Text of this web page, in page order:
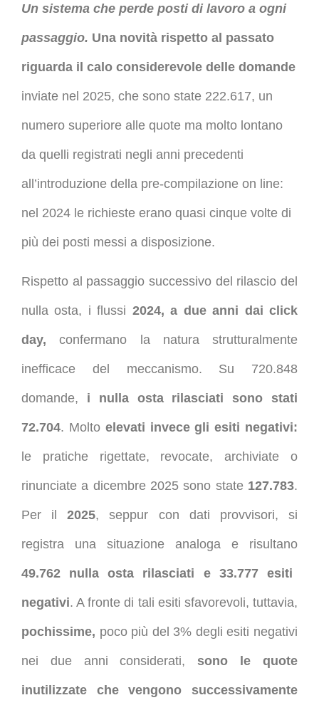
Un sistema che perde posti di lavoro a ogni
passaggio. Una novità rispetto al passato
riguarda il calo considerevole delle domande
inviate nel 2025, che sono state 222.617, un
numero superiore alle quote ma molto lontano
da quelli registrati negli anni precedenti
all’introduzione della pre-compilazione on line:
nel 2024 le richieste erano quasi cinque volte di
più dei posti messi a disposizione.
Rispetto al passaggio successivo del rilascio del
nulla osta, i flussi 2024, a due anni dai click
day,confermano la natura strutturalmente
inefficace del meccanismo. Su 720.848
domande, i nulla osta rilasciati sono stati
72.704. Molto elevati invece gli esiti negativi:
le pratiche rigettate, revocate, archiviate o
rinunciate a dicembre 2025 sono state127.783.
Per il2025, seppur con dati provvisori, si
registra una situazione analoga e risultano
49.762 nulla osta rilasciati e 33.777 esiti
negativi. A fronte di tali esiti sfavorevoli, tuttavia,
pochissime, poco più del 3% degli esiti negativi
nei due anni considerati, sono le quote
inutilizzate che vengono successivamente